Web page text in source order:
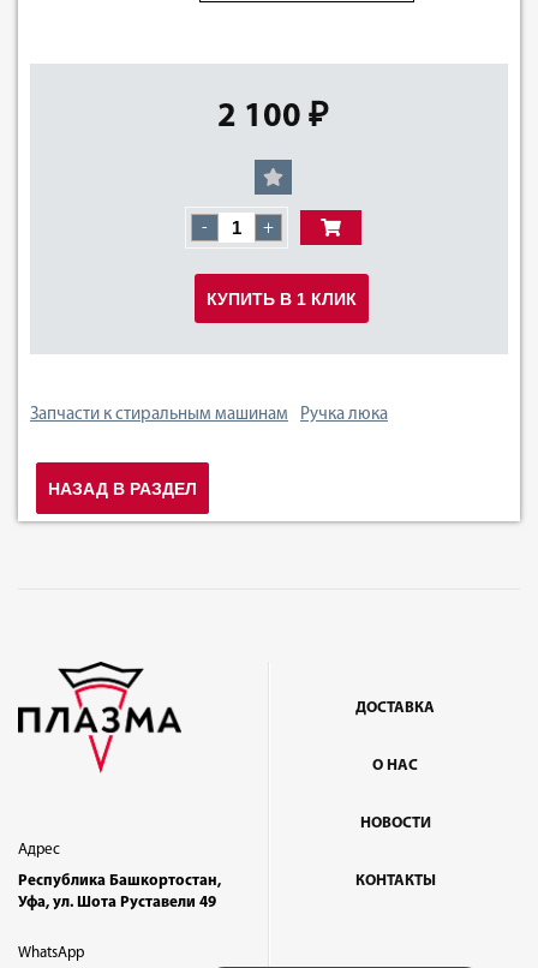
2 100 ₽
- +
КУПИТЬ В 1 КЛИК
Запчасти к стиральным машинам Ручка люка
НАЗАД В РАЗДЕЛ
Адрес
Республика Башкортостан,
Уфа, ул. Шота Руставели 49
WhatsApp
ДОСТАВКА
О НАС
НОВОСТИ
КОНТАКТЫ